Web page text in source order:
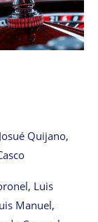
Quijano,
Luis
Manuel,